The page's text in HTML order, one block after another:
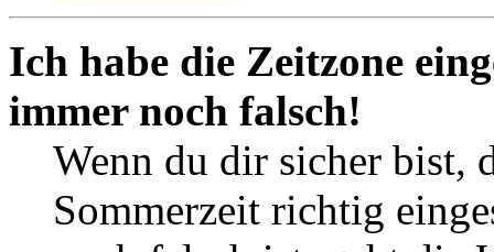
Ich habe die Zeitzone
immer noch falsch!
Wenn du dir sicher bist,
Sommerzeit richtig